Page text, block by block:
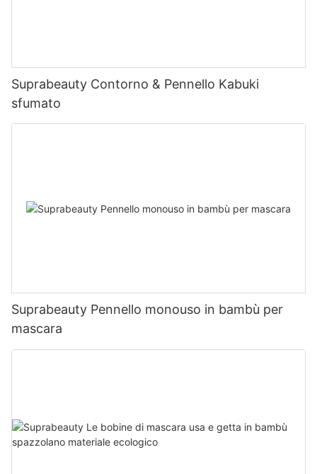
Suprabeauty Contorno & Pennello Kabuki
sfumato
Suprabeauty Pennello monouso in bambù per
mascara